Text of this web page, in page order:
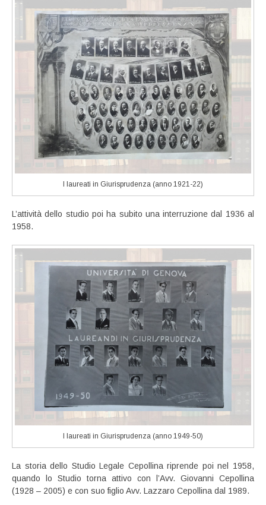
I laureati in Giurisprudenza (anno 1921-22)
L’attività dello studio poi ha subito una interruzione dal 1936 al
1958.
I laureati in Giurisprudenza (anno 1949-50)
La storia dello Studio Legale Cepollina riprende poi nel 1958,
quando lo Studio torna attivo con l’Avv. Giovanni Cepollina
(1928 – 2005) e con suo figlio Avv. Lazzaro Cepollina dal 1989.